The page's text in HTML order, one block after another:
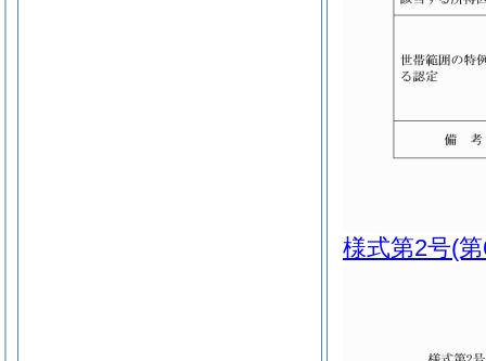
様式第2号(